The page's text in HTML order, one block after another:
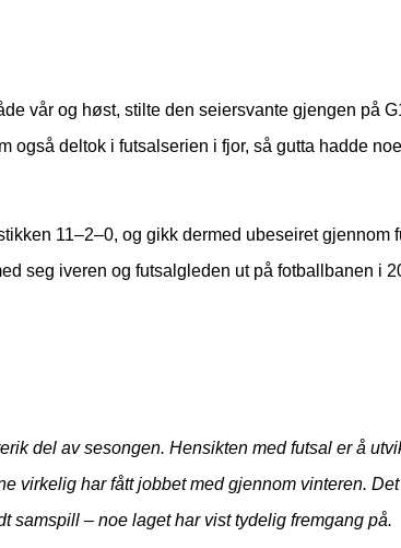
vår og høst, stilte den seiersvante gjengen på
også deltok i futsalserien i fjor, så gutta hadde
11–2–0, og gikk dermed ubeseiret gjennom
seg iveren og futsalgleden ut på fotballbanen i
del av sesongen. Hensikten med futsal er å
virkelig har fått jobbet med gjennom vinteren.
samspill – noe laget har vist tydelig fremgang på.